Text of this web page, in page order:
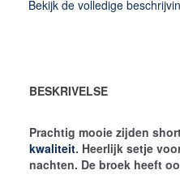
Bekijk de volledige
BESKRIVELSE
Prachtig mooie zijden
kwaliteit. Heerlijk setje
nachten. De broek heeft